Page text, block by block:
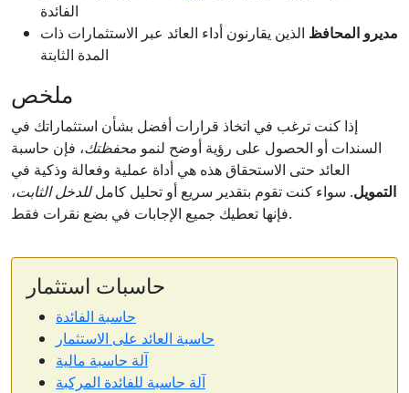
الفائدة
مديرو المحافظ الذين يقارنون أداء العائد عبر الاستثمارات ذات
المدة الثابتة
ملخص
إذا كنت ترغب في اتخاذ قرارات أفضل بشأن استثماراتك في
السندات أو الحصول على رؤية أوضح لنمو محفظتك، فإن حاسبة
العائد حتى الاستحقاق هذه هي أداة عملية وفعالة وذكية في
التمويل. سواء كنت تقوم بتقدير سريع أو تحليل كاملللدخل الثابت،
فإنها تعطيك جميع الإجابات في بضع نقرات فقط.
حاسبات استثمار
حاسبة الفائدة
حاسبة العائد على الاستثمار
آلة حاسبة مالية
آلة حاسبة للفائدة المركبة